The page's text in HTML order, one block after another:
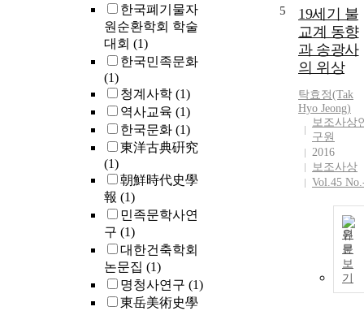
한국폐기물자
원순환학회 학술
대회 (1)
한국민족문화
(1)
청계사학 (1)
역사교육 (1)
한국문화 (1)
東洋古典硏究
(1)
朝鮮時代史學
報 (1)
민족문학사연
구 (1)
대한건축학회
논문집 (1)
명청사연구 (1)
東岳美術史學
왕선후가 봉안
된 원당이 많
는 것은 유교
인 孝行이 불
히 실천되고
다는 반증이
원당이 설립되
는 과정에는
실에서 사사로
이 內需司를
私的인 경우와
예조의 관문을
통해서 설립하
는 公的인 경
가 있다. 두 경
우 모두 봉안
5
19세기 불
교계 동향
과 송광사
의 위상
탁효정(Tak
Hyo Jeong)
보조사상
구원
2016
보조사상
Vol.45
원
문
보
기